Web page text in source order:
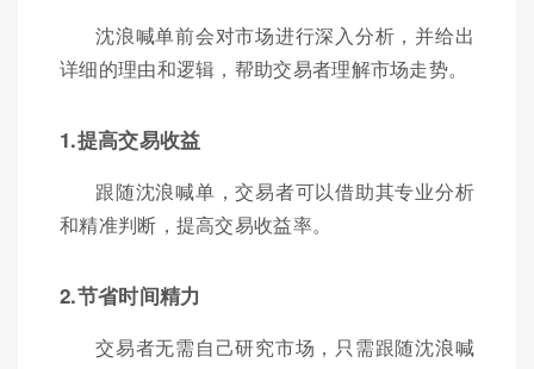
沈浪喊单前会对市场进行深入分析，并给出
详细的理由和逻辑，帮助交易者理解市场走势。
1.提高交易收益
跟随沈浪喊单，交易者可以借助其专业分析
和精准判断，提高交易收益率。
2.节省时间精力
交易者无需自己研究市场，只需跟随沈浪喊